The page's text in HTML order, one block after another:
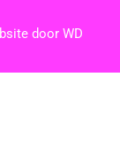
doorWD